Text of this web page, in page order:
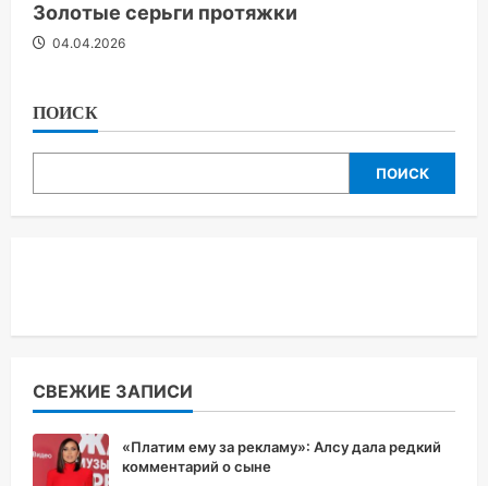
Золотые серьги протяжки
04.04.2026
ПОИСК
ПОИСК
СВЕЖИЕ ЗАПИСИ
«Платим ему за рекламу»: Алсу дала редкий
комментарий о сыне